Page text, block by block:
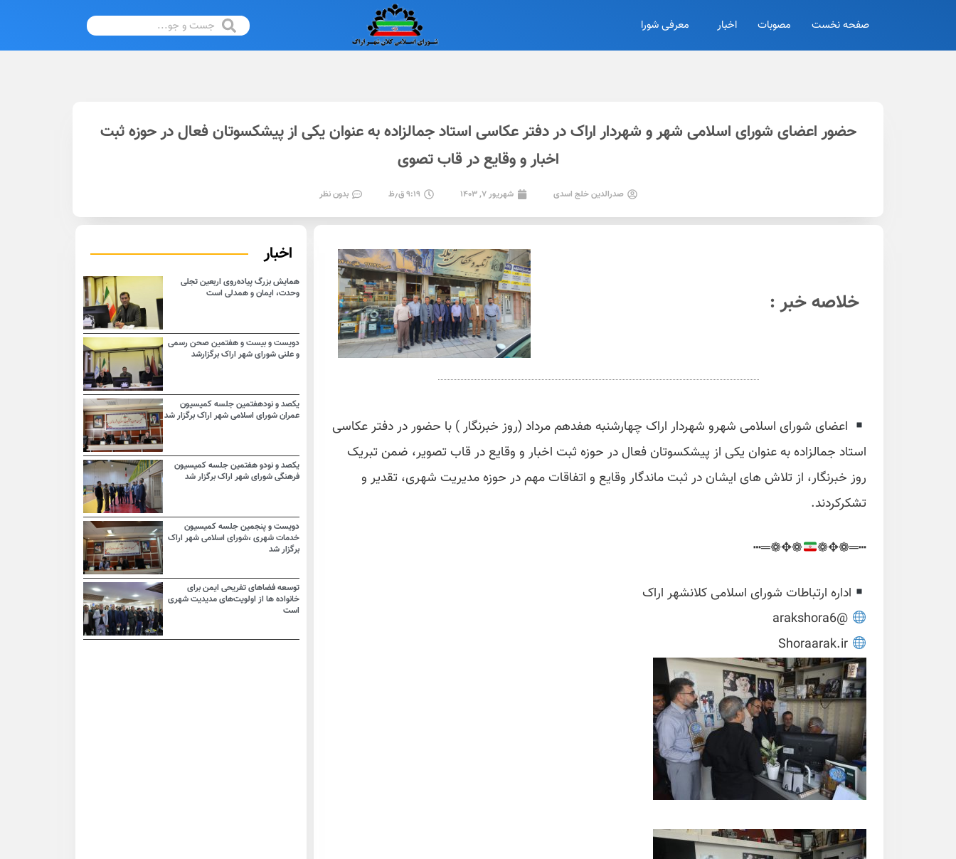
صفحه نخست مصوبات اخبار معرفی شورا
حضور اعضای شورای اسلامی شهر و شهردار اراک در دفتر عکاسی استاد جمالزاده به عنوان یکی از پیشکسوتان فعال در حوزه ثبت
اخبار و وقایع در قاب تصوی
صدرالدین خلج اسدی شهریور ۷, ۱۴۰۳ ۹:۱۹ ق٫ظ بدون نظر
خلاصه خبر :
اعضای شورای اسلامی شهرو شهردار اراک چهارشنبه هفدهم مرداد (روز خبرنگار ) با حضور در دفتر عکاسی
استاد جمالزاده به عنوان یکی از پیشکسوتان فعال در حوزه ثبت اخبار و وقایع در قاب تصویر، ضمن تبریک
روز خبرنگار، از تلاش های ایشان در ثبت ماندگار وقایع و اتفاقات مهم در حوزه مدیریت شهری، تقدیر و
تشکرکردند.
┅═❁✥❁
❁✥❁═┅
اداره ارتباطات شورای اسلامی کلانشهر اراک
@arakshora6
اخبار
همایش بزرگ پیاده‌روی اربعین تجلی
وحدت، ایمان و همدلی است
دویست و بیست و هفتمین صحن رسمی
و علنی شورای شهر اراک برگزارشد
یکصد و نودهفتمین جلسه کمیسیون
عمران شورای اسلامی شهر اراک برگزار شد
یکصد و نودو هفتمین جلسه کمیسیون
فرهنگی شورای شهر اراک برگزار شد
دویست و پنجمین جلسه کمیسیون
خدمات شهری ،شورای اسلامی شهر اراک
برگزار شد
توسعه فضاهای تفریحی ایمن برای
خانواده ها از اولویت‌های مدیدیت شهری
است